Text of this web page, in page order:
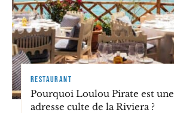
RESTAURANT
Pourquoi Loulou Pirate est une
adresse culte de la Riviera ?